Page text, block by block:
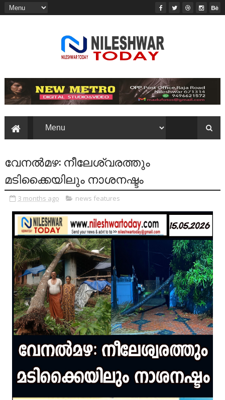
വേനൽമഴ: നീലേശ്വരത്തും
മടിക്കൈയിലും നാശനഷ്ടം
3 months ago news features